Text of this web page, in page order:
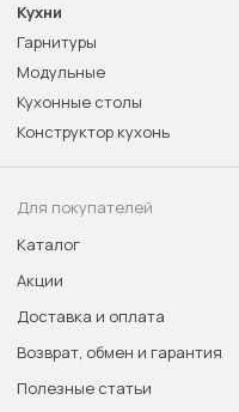
Кухни
Гарнитуры
Модульные
Кухонные столы
Конструктор кухонь
Для покупателей
Каталог
Акции
Доставка и оплата
Возврат, обмен и гарантия
Полезные статьи